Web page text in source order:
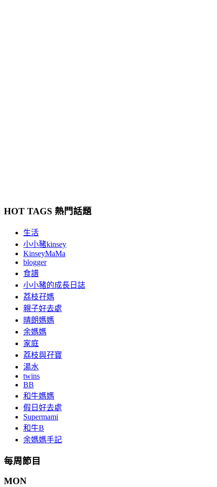
HOT TAGS 熱門話題
生活
小小豬kinsey
KinseyMaMa
blogger
食譜
小小豬的成長日誌
荔枝孖媽
親子好去處
晴朗媽媽
余媽媽
家庭
荔枝與孖寶
湯水
twins
BB
和牛媽媽
假日好去處
Supermami
和牛B
余媽媽手記
每周節目
MON